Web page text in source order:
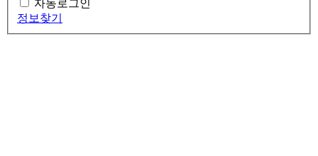
자동로그인
정보찾기